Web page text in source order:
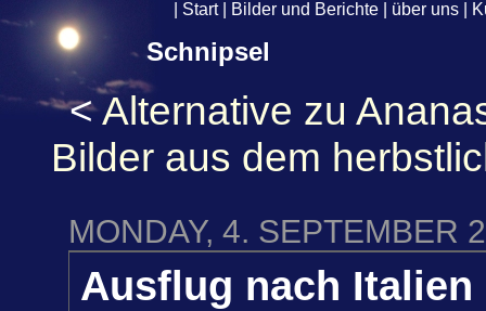
Start| Bilder und Berichte über uns
Schnipsel
<Alternative zu
Bilder aus dem
MONDAY, 4. SEPTEMBER
Ausflug nach Italien